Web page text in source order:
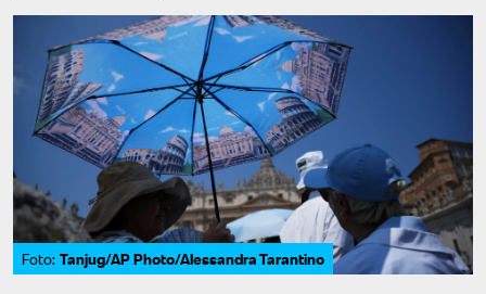
Foto: Tanjug/AP Photo/Alessandra Tarantino